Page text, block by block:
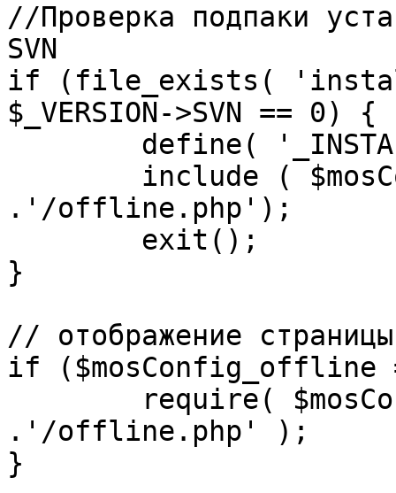
//Проверка подпаки
SVN
if (file_exists(
$_VERSION->SVN == 0) {
.'/offline.php');
}
// отображение
if ($mosConfig_offline
.'/offline.php' );
}